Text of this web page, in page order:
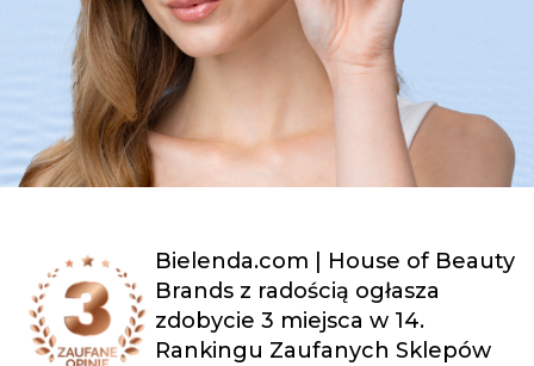
Bielenda.com | House of Beauty
Brands z radością ogłasza
zdobycie 3 miejsca w 14.
Rankingu Zaufanych Sklepów